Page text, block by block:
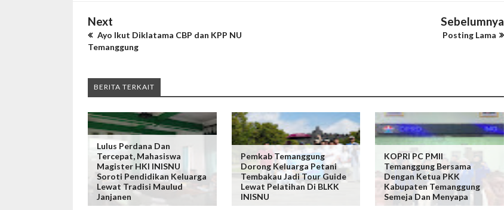
Next
Ayo Ikut Diklatama CBP dan KPP NU
Temanggung
Sebelumnya
Posting Lama
BERITA TERKAIT
Lulus Perdana Dan
Tercepat, Mahasiswa
Magister HKI INISNU
Soroti Pendidikan Keluarga
Lewat Tradisi Maulud
Janjanen
Pemkab Temanggung
Dorong Keluarga Petani
Tembakau Jadi Tour Guide
Lewat Pelatihan Di BLKK
INISNU
KOPRI PC PMII
Temanggung Bersama
Dengan Ketua PKK
Kabupaten Temanggung
Semeja Dan Menyapa